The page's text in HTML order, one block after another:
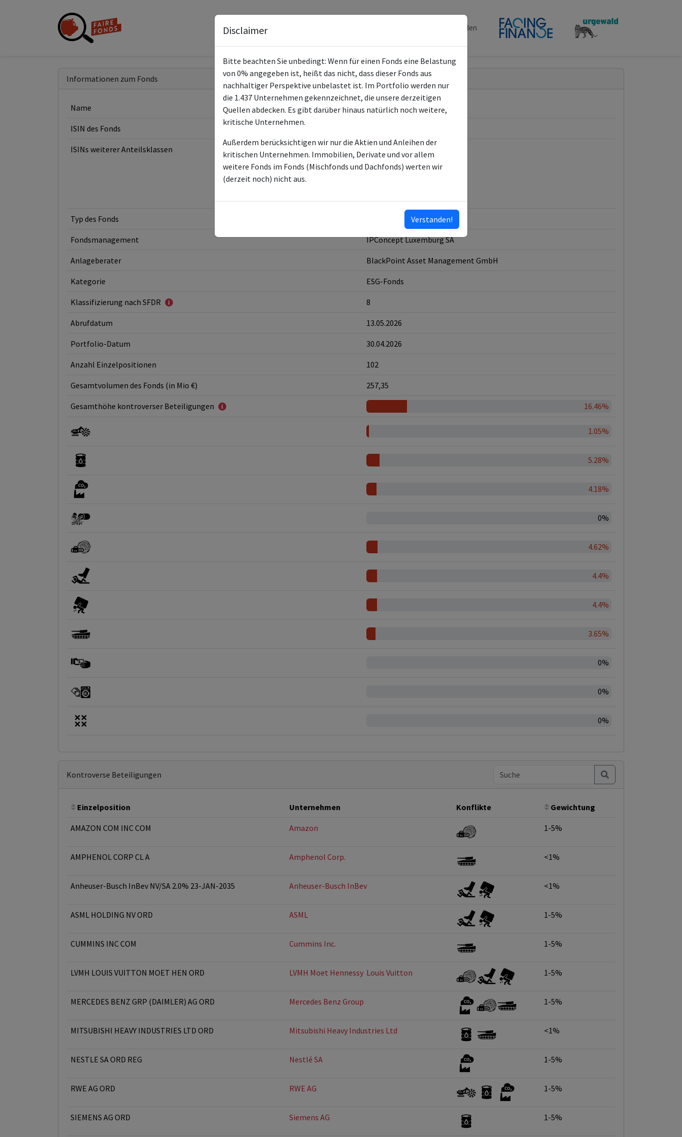
Fonds Spenden
Informationen zum Fonds
Name BlackPoint Evolution Fund A
ISIN des Fonds
ISINs weiterer Anteilsklassen
LU2369268854
LU3242562026
LU2369268698
Typ des Fonds
Fondsmanagement IPConcept Luxemburg SA
Anlageberater BlackPoint Asset Management GmbH
Kategorie ESG-Fonds
Klassifizierung nach SFDR 8
Abrufdatum 13.05.2026
Portfolio-Datum 30.04.2026
Anzahl Einzelpositionen 102
Gesamtvolumen des Fonds (in Mio €) 257,35
Gesamthöhe kontroverser Beteiligungen 16.46%
1.05%
5.28%
4.18%
0%
4.62%
4.4%
4.4%
3.65%
0%
0%
0%
Kontroverse Beteiligungen
Einzelposition Unternehmen Konflikte Gewichtung
AMAZON COM INC COM Amazon 1-5%
AMPHENOL CORP CL A Amphenol Corp. <1%
Anheuser-Busch InBev NV/SA 2.0% 23-JAN-2035 Anheuser-Busch InBev <1%
ASML HOLDING NV ORD ASML 1-5%
CUMMINS INC COM Cummins Inc. 1-5%
LVMH LOUIS VUITTON MOET HEN ORD LVMH Moet Hennessy  Louis Vuitton 1-5%
MERCEDES BENZ GRP (DAIMLER) AG ORD Mercedes Benz Group 1-5%
MITSUBISHI HEAVY INDUSTRIES LTD ORD Mitsubishi Heavy Industries Ltd <1%
NESTLE SA ORD REG Nestlé SA 1-5%
RWE AG ORD RWE AG 1-5%
SIEMENS AG ORD Siemens AG 1-5%
Disclaimer
Bitte beachten Sie unbedingt: Wenn für einen Fonds eine Belastung
von 0% angegeben ist, heißt das nicht, dass dieser Fonds aus
nachhaltiger Perspektive unbelastet ist. Im Portfolio werden nur
die 1.437 Unternehmen gekennzeichnet, die unsere derzeitigen
Quellen abdecken. Es gibt darüber hinaus natürlich noch weitere,
kritische Unternehmen.
Außerdem berücksichtigen wir nur die Aktien und Anleihen der
kritischen Unternehmen. Immobilien, Derivate und vor allem
weitere Fonds im Fonds (Mischfonds und Dachfonds) werten wir
(derzeit noch) nicht aus.
Verstanden!